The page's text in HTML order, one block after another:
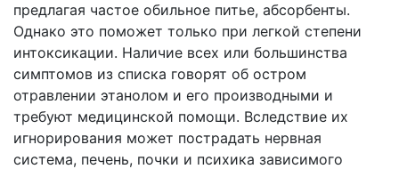
предлагая частое обильное питье, абсорбенты.
Однако это поможет только при легкой степени
интоксикации. Наличие всех или большинства
симптомов из списка говорят об остром
отравлении этанолом и его производными и
требуют медицинской помощи. Вследствие их
игнорирования может пострадать нервная
система, печень, почки и психика зависимого